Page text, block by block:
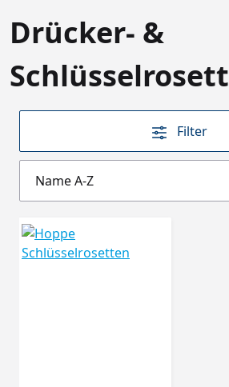
Drücker- &
Filter